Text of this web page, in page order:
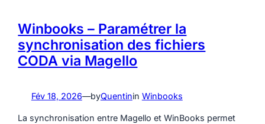
Winbooks – Paramétrer la
synchronisation des fichiers
CODA via Magello
Fév 18, 2026—byQuentinin Winbooks
La synchronisation entre Magello et WinBooks permet